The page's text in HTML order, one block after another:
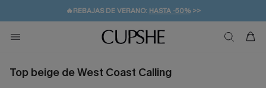
👒PROMOCIÓN DE VERANO:-10% EN 2 VESTIDOS
💌¡SUSCRIBIRSE & GANAR -10% EXTRA!
🚚ENVÍO GRATUITO A PARTIR DE 49 € >>
Top beige de West Coast Calling